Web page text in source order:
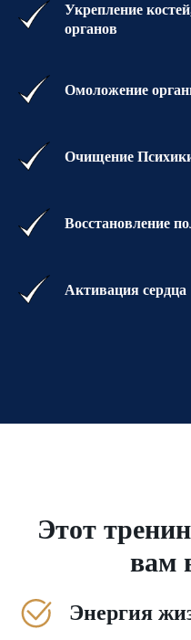
Укрепление
органов
Омоложение
Очищение
Восстановление
Активация сердца
Этот
вам
Энергия